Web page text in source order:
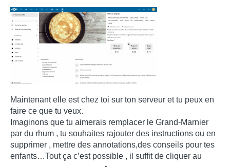
Maintenant elle est chez toi sur ton serveur et tu peux en
faire ce que tu veux.
Imaginons que tu aimerais remplacer le Grand-Marnier
par du rhum , tu souhaites rajouter des instructions ou en
supprimer , mettre des annotations,des conseils pour tes
enfants…Tout ça c’est possible , il suffit de cliquer au